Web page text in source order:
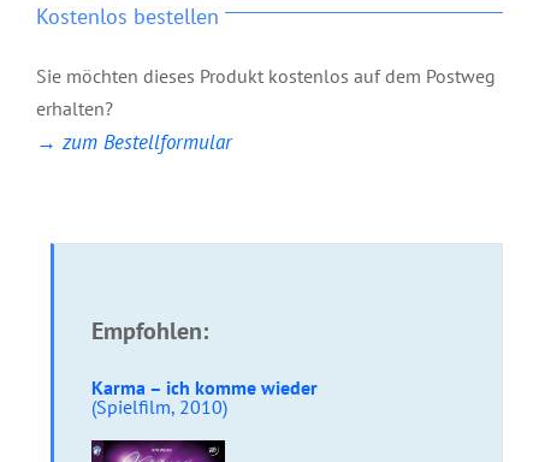
21. Versöhnung
Kostenlos bestellen
Sie möchten dieses Produkt kostenlos auf dem Postweg
erhalten?
→ zum Bestellformular
Empfohlen:
Karma – ich komme wieder
(Spielfilm, 2010)